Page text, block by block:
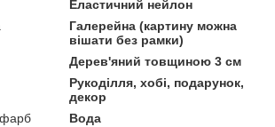
Еластичний нейлон
Галерейна (картину можна
вішати без рамки)
Дерев'яний товщиною 3 см
Рукоділля, хобі, подарунок,
декор
фарб
Вода